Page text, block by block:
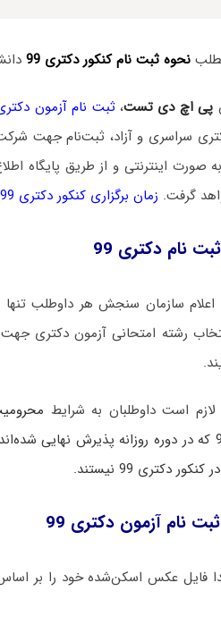
نحوه ثبت نام کنکور دکتری 99
پی اچ دی تست،ثبت‌ نام آزمون دکتری
صورت اینترنتی و از طریق پایگاه
گرفت. زمان برگزاری کنکور دکتری 99
نام دکتری 99
سازمان سنجش هر داوطلب
رشته امتحانی آزمون دکتری
است داوطلبان به شرایط
دکتری 98 که در دوره روزانه پذیرش
دکتری 99 نیستند.
نام آزمون دکتری 99